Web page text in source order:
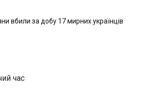
вбили за добу 17 мирних українців
час